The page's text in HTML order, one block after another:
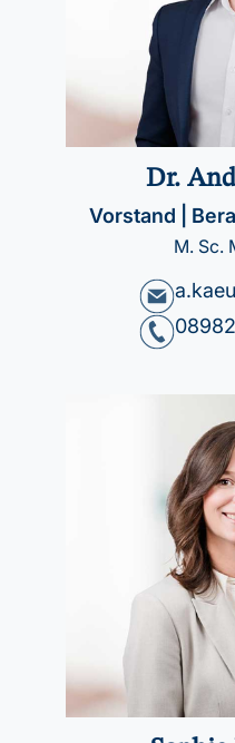
Dr.
Vorstand |
M. Sc.